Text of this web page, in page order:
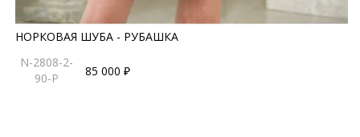
НОРКОВАЯ ШУБА - РУБАШКА
N-2808-2-
90-P
85 000 ₽